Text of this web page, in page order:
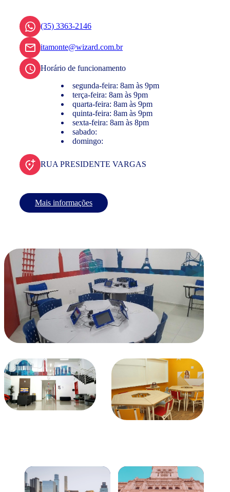
(35) 3363-2146
itamonte@wizard.com.br
Horário de funcionamento
segunda-feira: 8am às 9pm
terça-feira: 8am às 9pm
quarta-feira: 8am às 9pm
quinta-feira: 8am às 9pm
sexta-feira: 8am às 8pm
sabado:
domingo:
RUA PRESIDENTE VARGAS
Mais informações